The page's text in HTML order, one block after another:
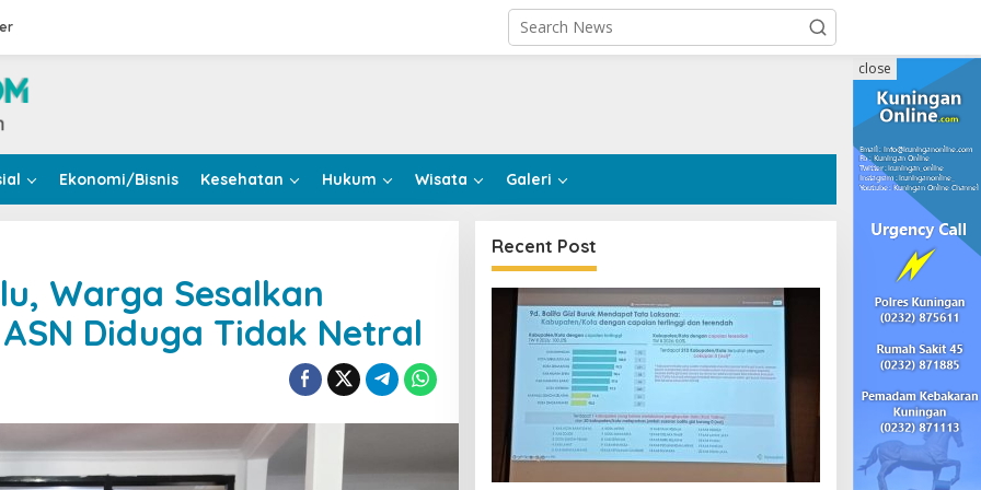
Ekonomi/Bisnis Kesehatan Hukum Wisata Galeri
close
Warga Sesalkan
Diduga Tidak Netral
Recent Post